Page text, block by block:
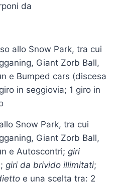
da
allo Snow Park, tra cui
Giant Zorb Ball,
e Bumped cars (discesa
in seggiovia; 1 giro in
Snow Park, tra cui
Giant Zorb Ball,
e Autoscontri; giri
; giri da brivido illimitati;
e una scelta tra: 2